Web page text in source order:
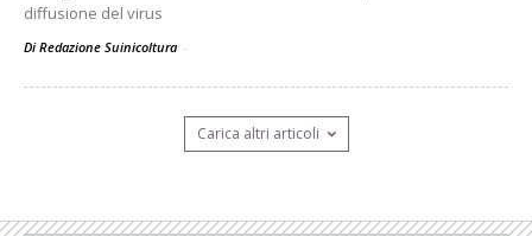
diffusione del virus
Di Redazione Suinicoltura -
Carica altri articoli